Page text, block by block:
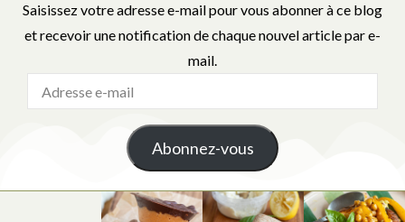
Saisissez votre adresse e-mail pour vous abonner à ce blog
et recevoir une notification de chaque nouvel article par e-
mail.
Abonnez-vous